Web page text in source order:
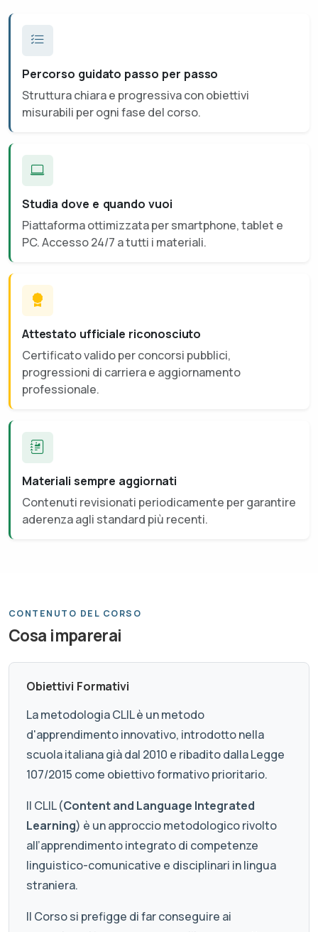
Percorso guidato passo per passo
Struttura chiara e progressiva con obiettivi
misurabili per ogni fase del corso.
Studia dove e quando vuoi
Piattaforma ottimizzata per smartphone, tablet e
PC. Accesso 24/7 a tutti i materiali.
Attestato ufficiale riconosciuto
Certificato valido per concorsi pubblici,
progressioni di carriera e aggiornamento
professionale.
Materiali sempre aggiornati
Contenuti revisionati periodicamente per garantire
aderenza agli standard più recenti.
CONTENUTO DEL CORSO
Cosa imparerai
Obiettivi Formativi
La metodologia CLIL è un metodo
d'apprendimento innovativo, introdotto nella
scuola italiana già dal 2010 e ribadito dalla Legge
107/2015 come obiettivo formativo prioritario.
Il CLIL (Content and Language Integrated
Learning) è un approccio metodologico rivolto
all’apprendimento integrato di competenze
linguistico-comunicative e disciplinari in lingua
straniera.
Il Corso si prefigge di far conseguire ai